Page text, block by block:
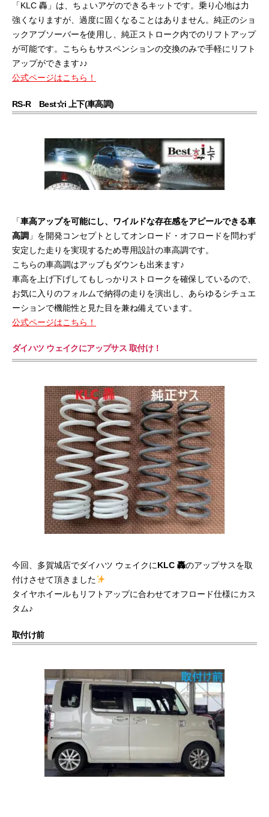
「KLC 轟」は、ちょいアゲのできるキットです。乗り心地は力
強くなりますが、過度に固くなることはありません。純正のショ
ックアブソーバーを使用し、純正ストローク内でのリフトアップ
が可能です。こちらもサスペンションの交換のみで手軽にリフト
アップができます♪♪
公式ページはこちら！
RS-R Best☆i 上下(車高調)
「車高アップを可能にし、ワイルドな存在感をアピールできる車
高調 」を開発コンセプトとしてオンロード・オフロードを問わず
安定した走りを実現するため専用設計の車高調です。
こちらの車高調はアップもダウンも出来ます♪
車高を上げ下げしてもしっかりストロークを確保しているので、
お気に入りのフォルムで納得の走りを演出し、あらゆるシチュエ
ーションで機能性と見た目を兼ね備えています。
公式ページはこちら！
ダイハツ ウェイクにアップサス 取付け！
今回、多賀城店でダイハツ ウェイクにKLC 轟のアップサスを取
付けさせて頂きました
タイヤホイールもリフトアップに合わせてオフロード仕様にカス
タム♪
取付け前